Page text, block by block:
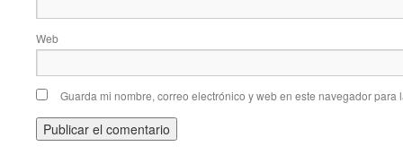
Web
Guarda mi nombre, correo electrónico y web en este navegador para